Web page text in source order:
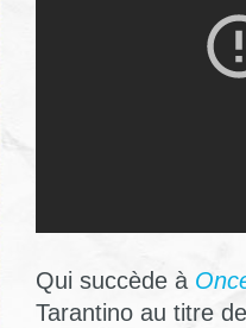
Qui succède à
Tarantino au titre